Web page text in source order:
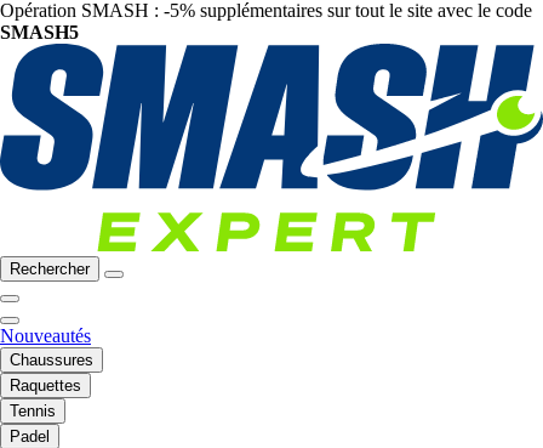
Opération SMASH : -5% supplémentaires sur tout le site avec le code
SMASH5
Rechercher
Nouveautés
Chaussures
Raquettes
Tennis
Padel